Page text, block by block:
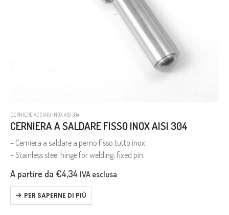
CERNIERE ACCIAIO INOX AISI 304
CERNIERA A SALDARE FISSO INOX AISI 304
– Cerniera a saldare a perno fisso tutto inox.
– Stainless steel hinge for welding, fixed pin.
A partire da €4,34 IVA esclusa
PER SAPERNE DI PIÙ